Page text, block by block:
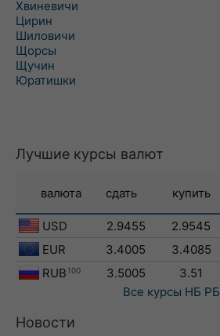
Хвиневичи
Цирин
Шиловичи
Щорсы
Щучин
Юратишки
Лучшие курсы валют
валюта сдать купить
USD 2.9455 2.9545
EUR
3.4005 3.4085
RUB 100 3.5005 3.51
Все курсы НБ РБ
Новости